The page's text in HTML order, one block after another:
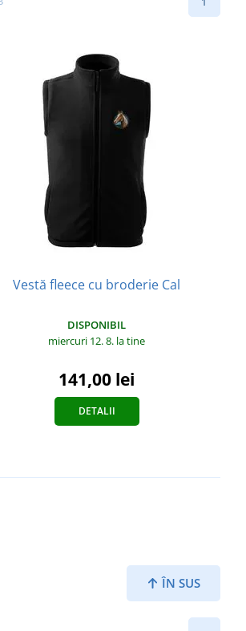
Vestă fleece cu broderie Cal
DISPONIBIL
miercuri 12. 8. la tine
141,00 lei
DETALII
ÎN SUS